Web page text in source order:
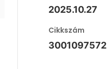
2025.10.27
Cikkszám
3001097572